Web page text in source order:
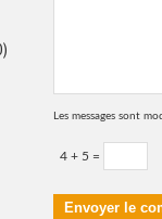
Les messages sont
4 + 5 =